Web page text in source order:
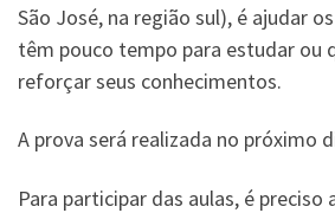
São José, na região sul), é ajudar
têm pouco tempo para estudar ou
reforçar seus conhecimentos.
A prova será realizada no próximo
Para participar das aulas, é preciso